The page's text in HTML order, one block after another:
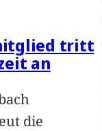
tritt
an
die